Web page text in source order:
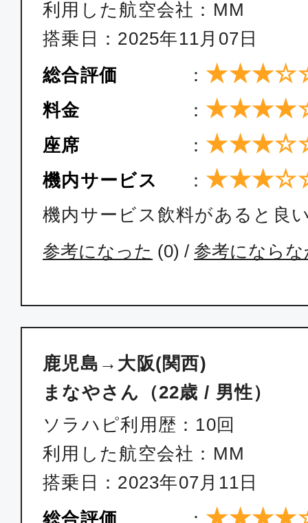
利用した航空会社：MM
搭乗日：2025年11月07日
総合評価
：
料金 ：
座席 ：
機内サービス ：
機内サービス飲料があると良
参考になった (0) / 参考になら
鹿児島→大阪(関西)
まなやさん（22歳 / 男性）
ソラハピ利用歴：10回
利用した航空会社：MM
搭乗日：2023年07月11日
総合評価
：